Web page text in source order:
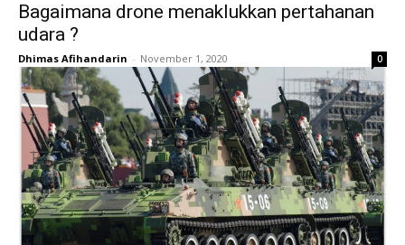
Bagaimana drone menaklukkan pertahanan
udara ?
Dhimas Afihandarin - November 1, 2020 0